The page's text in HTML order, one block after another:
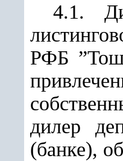
4.1.
РФБ
дилер
(банке),